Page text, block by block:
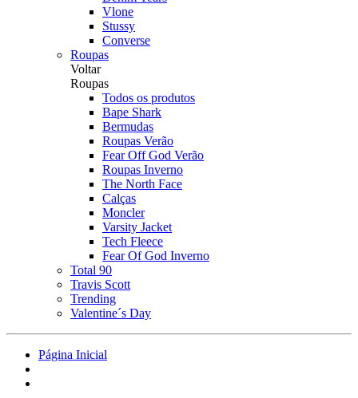
Vlone
Stussy
Converse
Roupas
Voltar
Roupas
Todos os produtos
Bape Shark
Bermudas
Roupas Verão
Fear Off God Verão
Roupas Inverno
The North Face
Calças
Moncler
Varsity Jacket
Tech Fleece
Fear Of God Inverno
Total 90
Travis Scott
Trending
Valentine´s Day
Página Inicial